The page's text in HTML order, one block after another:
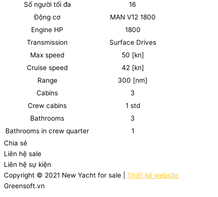
Số người tối đa
16
Động cơ
MAN V12 1800
Engine HP
1800
Transmission
Surface Drives
Max speed
50 [kn]
Cruise speed
42 [kn]
Range
300 [nm]
Cabins
3
Crew cabins
1 std
Bathrooms
3
Bathrooms in crew quarter
1
Chia sẻ
Liên hệ sale
Liên hệ sự kiện
Copyright © 2021 New Yacht for sale | Thiết kế website
Greensoft.vn